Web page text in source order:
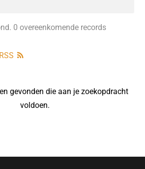
0 overeenkomende records
RSS
gevonden die aan je zoekopdracht
voldoen.